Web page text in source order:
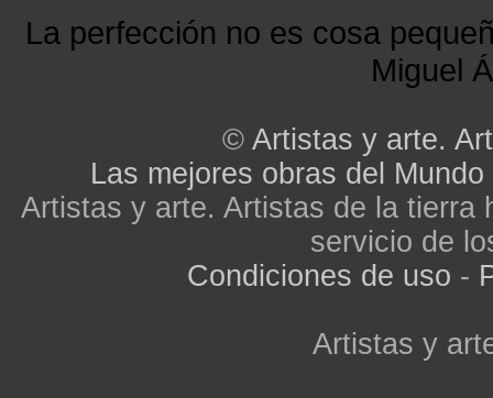
La perfección no es cosa
Miguel
© Artistas y arte.
Las mejores obras del Mundo
Artistas y arte. Artistas de la tierra
servicio de
Condiciones de uso -
Artistas y